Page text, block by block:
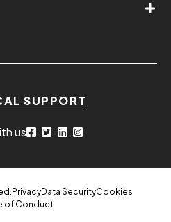
SUPPORT
us
PrivacyData SecurityCookies
of Conduct